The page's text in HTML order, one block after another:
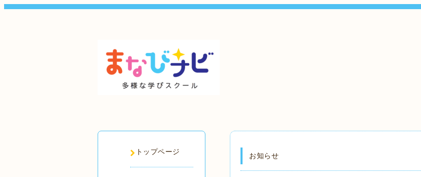
お知らせ
トップページ